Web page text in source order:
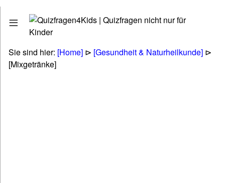
Quizfragen
Stadt - Land - Fluss
Tiere - Pflanzen - Natur
Sie sind hier: [Home] ⊳ [Gesundheit & Naturheilkunde] ⊳
[Mixgetränke]